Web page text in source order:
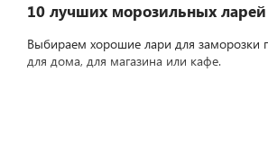
10 лучших морозильных ларей
Выбираем хорошие лари для заморозки
для дома, для магазина или кафе.